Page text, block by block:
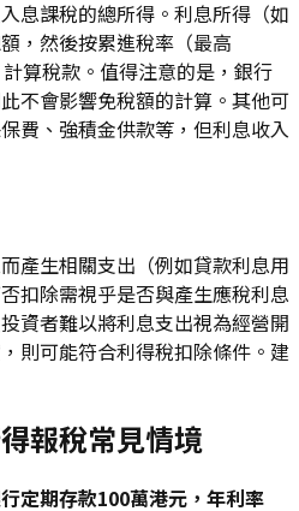
息課稅的總所得。利息所得（如
，然後按累進稅率（最高
算稅款。值得注意的是，銀行
不會影響免稅額的計算。其他可
費、強積金供款等，但利息收入
產生相關支出（例如貸款利息用
扣除需視乎是否與產生應稅利息
資者難以將利息支出視為經營開
則可能符合利得稅扣除條件。建
報稅常見情境
定期存款100萬港元，年利率